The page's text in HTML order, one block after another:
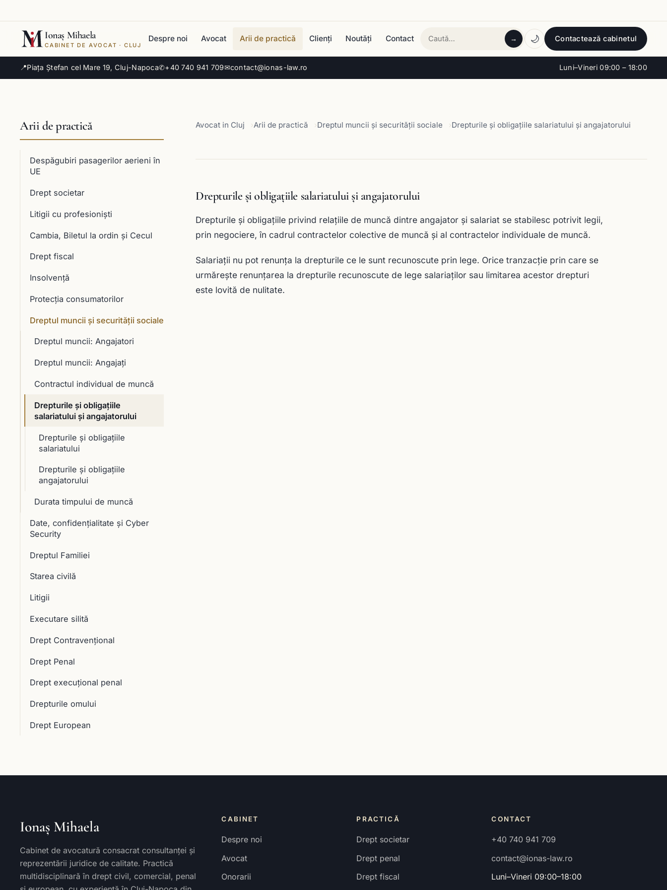
📍Piața Ștefan cel Mare 19, Cluj-Napoca✆+40 740 941 709✉contact@ionas-law.ro Luni–Vineri 09:00 – 18:00
Ionaș Mihaela
CABINET DE AVOCAT · CLUJ
Despre noi Avocat Arii de practică Clienți Noutăți Contact → 🌙 Contactează cabinetul
Arii de practică
Despăgubiri pasagerilor aerieni în
UE
Drept societar
Litigii cu profesioniști
Cambia, Biletul la ordin și Cecul
Drept fiscal
Insolvență
Protecția consumatorilor
Dreptul muncii și securității sociale
Dreptul muncii: Angajatori
Dreptul muncii: Angajați
Contractul individual de muncă
Drepturile şi obligaţiile
salariatului şi angajatorului
Drepturile şi obligaţiile
salariatului
Drepturile şi obligaţiile
angajatorului
Durata timpului de muncă
Date, confidențialitate și Cyber
Security
Dreptul Familiei
Starea civilă
Litigii
Executare silită
Drept Contravențional
Drept Penal
Drept execuţional penal
Drepturile omului
Drept European
Avocat in Cluj Arii de practică Dreptul muncii și securității sociale Drepturile şi obligaţiile salariatului şi angajatorului
Drepturile şi obligaţiile salariatului şi angajatorului
Drepturile şi obligaţiile privind relaţiile de muncă dintre angajator şi salariat se stabilesc potrivit legii,
prin negociere, în cadrul contractelor colective de muncă şi al contractelor individuale de muncă.
Salariaţii nu pot renunţa la drepturile ce le sunt recunoscute prin lege. Orice tranzacţie prin care se
urmăreşte renunţarea la drepturile recunoscute de lege salariaţilor sau limitarea acestor drepturi
este lovită de nulitate.
Ionaș Mihaela
Cabinet de avocatură consacrat consultanței și
reprezentării juridice de calitate. Practică
multidisciplinară în drept civil, comercial, penal
CABINET
Despre noi
Avocat
Onorarii
PRACTICĂ
Drept societar
Drept penal
Drept fiscal
CONTACT
+40 740 941 709
contact@ionas-law.ro
Luni–Vineri 09:00–18:00